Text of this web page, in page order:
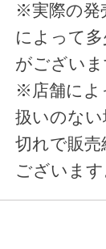
※実際の発
によって
がございま
※店舗によ
扱いのない
切れで販売
ございます